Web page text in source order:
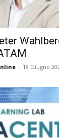
- 18 Giugno